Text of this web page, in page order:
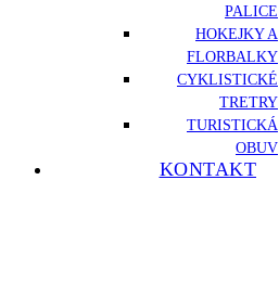
PALICE
HOKEJKY A
FLORBALKY
CYKLISTICKÉ
TRETRY
TURISTICKÁ
OBUV
KONTAKT